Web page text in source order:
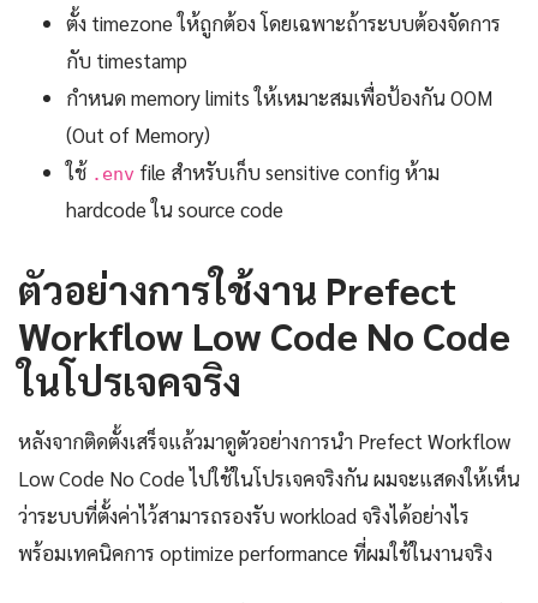
ตั้ง timezone ให้ถูกต้อง โดยเฉพาะถ้าระบบต้องจัดการ
กับ timestamp
กำหนด memory limits ให้เหมาะสมเพื่อป้องกัน OOM
(Out of Memory)
ใช้ .env file สำหรับเก็บ sensitive config ห้าม
hardcode ใน source code
ตัวอย่างการใช้งาน Prefect
Workflow Low Code No Code
ในโปรเจคจริง
หลังจากติดตั้งเสร็จแล้วมาดูตัวอย่างการนำ Prefect Workflow
Low Code No Code ไปใช้ในโปรเจคจริงกัน ผมจะแสดงให้เห็น
ว่าระบบที่ตั้งค่าไว้สามารถรองรับ workload จริงได้อย่างไร
พร้อมเทคนิคการ optimize performance ที่ผมใช้ในงานจริง